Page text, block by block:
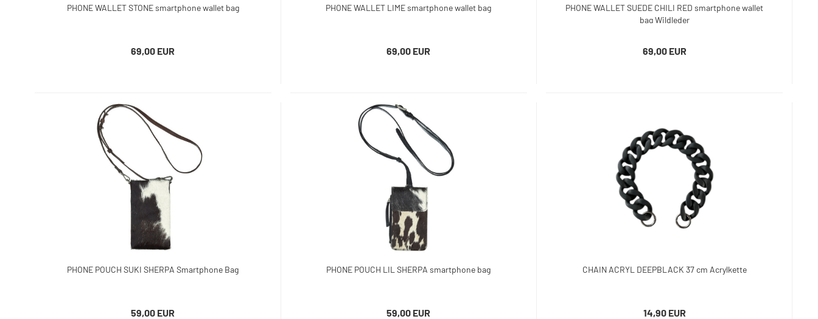
PHONE WALLET STONE smartphone wallet bag
69,00 EUR
PHONE WALLET LIME smartphone wallet bag
69,00 EUR
PHONE WALLET SUEDE CHILI RED smartphone wallet
bag Wildleder
69,00 EUR
PHONE POUCH SUKI SHERPA Smartphone Bag
59,00 EUR
PHONE POUCH LIL SHERPA smartphone bag
59,00 EUR
CHAIN ACRYL DEEPBLACK 37 cm Acrylkette
14,90 EUR